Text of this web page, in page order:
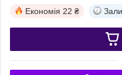
Економія 22 ₴